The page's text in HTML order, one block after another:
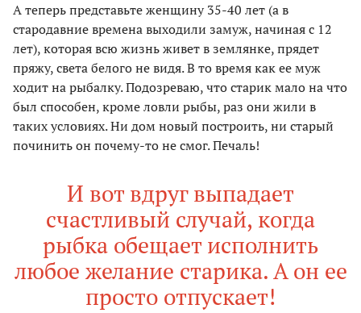
А теперь представьте женщину 35-40 лет (а в
стародавние времена выходили замуж, начиная с 12
лет), которая всю жизнь живет в землянке, прядет
пряжу, света белого не видя. В то время как ее муж
ходит на рыбалку. Подозреваю, что старик мало на что
был способен, кроме ловли рыбы, раз они жили в
таких условиях. Ни дом новый построить, ни старый
починить он почему-то не смог. Печаль!
И вот вдруг выпадает
счастливый случай, когда
рыбка обещает исполнить
любое желание старика. А он ее
просто отпускает!